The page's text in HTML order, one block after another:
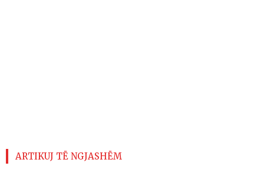
ARTIKUJ TË NGJASHËM